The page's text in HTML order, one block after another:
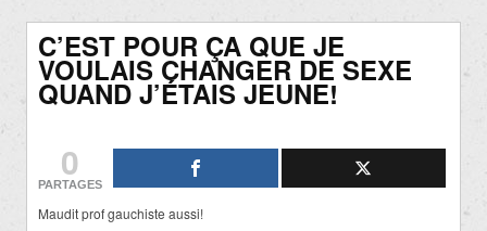
C’EST POUR ÇA QUE JE
VOULAIS CHANGER DE SEXE
QUAND J’ÉTAIS JEUNE!
0
PARTAGES
Maudit prof gauchiste aussi!